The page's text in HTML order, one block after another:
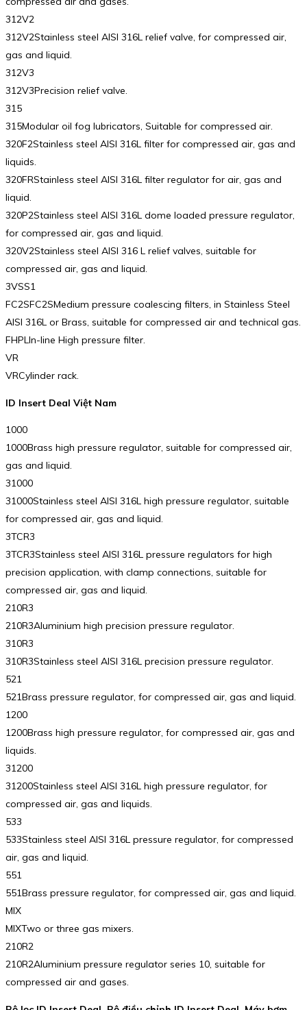
312V2
312V2Stainless steel AISI 316L relief valve, for compressed air,
gas and liquid.
312V3
312V3Precision relief valve.
315
315Modular oil fog lubricators, Suitable for compressed air.
320F2Stainless steel AISI 316L filter for compressed air, gas and
liquids.
320FRStainless steel AISI 316L filter regulator for air, gas and
liquid.
320P2Stainless steel AISI 316L dome loaded pressure regulator,
for compressed air, gas and liquid.
320V2Stainless steel AISI 316 L relief valves, suitable for
compressed air, gas and liquid.
3VSS1
FC2SFC2SMedium pressure coalescing filters, in Stainless Steel
AISI 316L or Brass, suitable for compressed air and technical gas.
FHPLIn-line High pressure filter.
VR
VRCylinder rack.
ID Insert Deal Việt Nam
1000
1000Brass high pressure regulator, suitable for compressed air,
gas and liquid.
31000
31000Stainless steel AISI 316L high pressure regulator, suitable
for compressed air, gas and liquid.
3TCR3
3TCR3Stainless steel AISI 316L pressure regulators for high
precision application, with clamp connections, suitable for
compressed air, gas and liquid.
210R3
210R3Aluminium high precision pressure regulator.
310R3
310R3Stainless steel AISI 316L precision pressure regulator.
521
521Brass pressure regulator, for compressed air, gas and liquid.
1200
1200Brass high pressure regulator, for compressed air, gas and
liquids.
31200
31200Stainless steel AISI 316L high pressure regulator, for
compressed air, gas and liquids.
533
533Stainless steel AISI 316L pressure regulator, for compressed
air, gas and liquid.
551
551Brass pressure regulator, for compressed air, gas and liquid.
MIX
MIXTwo or three gas mixers.
210R2
210R2Aluminium pressure regulator series 10, suitable for
compressed air and gases.